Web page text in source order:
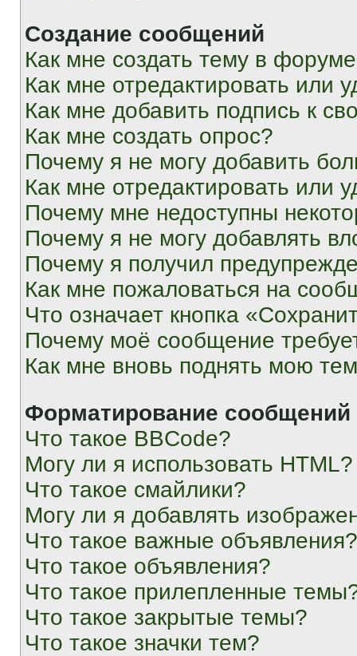
Создание сообщений
Как мне создать тему в
Как мне отредактировать или
Как мне добавить подпись к
Как мне создать опрос?
Почему я не могу добавить
Как мне отредактировать или
Почему мне недоступны
Почему я не могу добавлять
Почему я получил
Как мне пожаловаться на
Что означает кнопка
Почему моё сообщение
Как мне вновь поднять мою
Форматирование
Что такое BBCode?
Могу ли я использовать HTML?
Что такое смайлики?
Могу ли я добавлять
Что такое важные объявления?
Что такое объявления?
Что такое прилепленные
Что такое закрытые темы?
Что такое значки тем?